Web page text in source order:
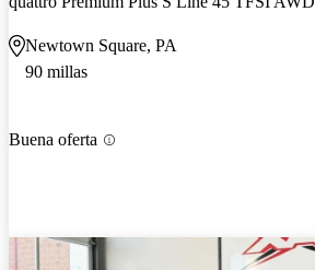
Newtown Square, PA
90 millas
Buena oferta